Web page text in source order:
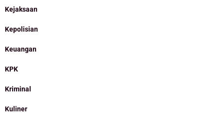
Kejaksaan
Kepolisian
Keuangan
KPK
Kriminal
Kuliner